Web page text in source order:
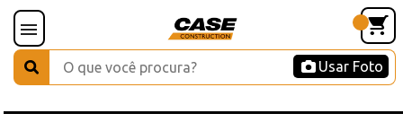
Usar Foto